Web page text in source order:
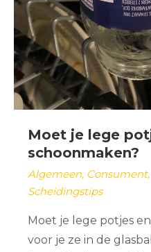
Moet je lege
schoonmaken?
Algemeen, Consument,
Scheidingstips
Moet je lege potjes
voor je ze in de